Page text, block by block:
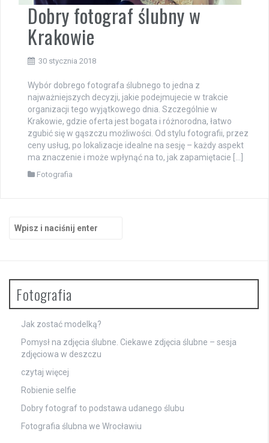
Dobry fotograf ślubny w
Krakowie
30 stycznia 2018
Wybór dobrego fotografa ślubnego to jedna z
najważniejszych decyzji, jakie podejmujecie w trakcie
organizacji tego wyjątkowego dnia. Szczególnie w
Krakowie, gdzie oferta jest bogata i różnorodna, łatwo
zgubić się w gąszczu możliwości. Od stylu fotografii, przez
ceny usług, po lokalizacje idealne na sesję – każdy aspekt
ma znaczenie i może wpłynąć na to, jak zapamiętacie […]
Fotografia
Fotografia
Jak zostać modelką?
Pomysł na zdjęcia ślubne. Ciekawe zdjęcia ślubne – sesja
zdjęciowa w deszczu
czytaj więcej
Robienie selfie
Dobry fotograf to podstawa udanego ślubu
Fotografia ślubna we Wrocławiu